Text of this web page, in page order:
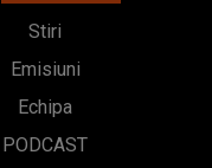
Stiri
Emisiuni
Echipa
PODCAST